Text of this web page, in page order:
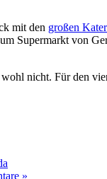
mit den großen
Supermarkt von
nicht. Für den
»